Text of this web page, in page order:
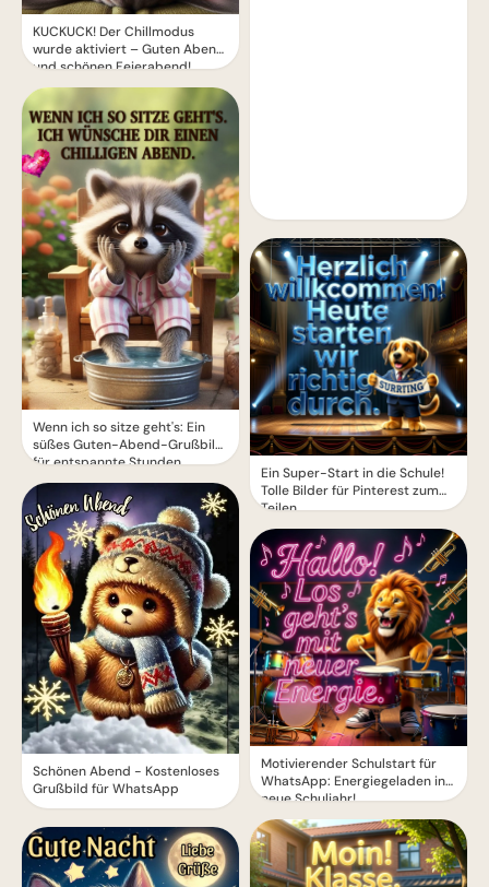
KUCKUCK! Der Chillmodus
wurde aktiviert – Guten Abend
und schönen Feierabend!
Wenn ich so sitze geht's: Ein
süßes Guten-Abend-Grußbild
für entspannte Stunden
Schönen Abend - Kostenloses
Grußbild für WhatsApp
Ein Super-Start in die Schule!
Tolle Bilder für Pinterest zum
Teilen.
Motivierender Schulstart für
WhatsApp: Energiegeladen ins
neue Schuljahr!